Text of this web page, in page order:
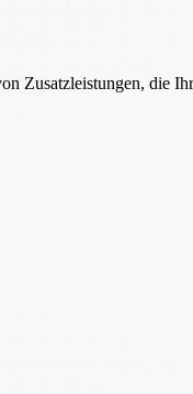
Zusatzleistungen, die